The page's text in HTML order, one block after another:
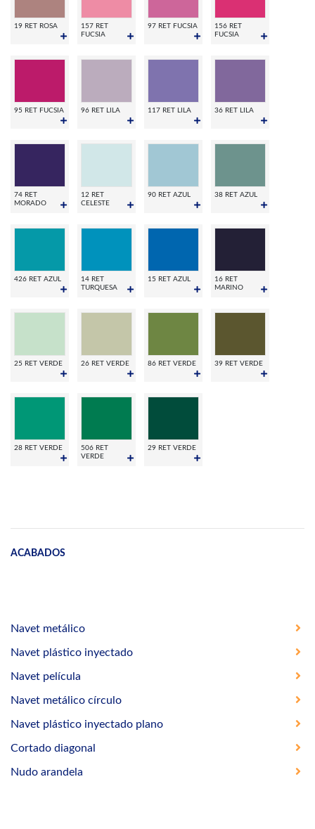
19 RET ROSA
157 RET
FUCSIA
97 RET FUCSIA
156 RET
FUCSIA
95 RET FUCSIA 96 RET LILA 117 RET LILA 36 RET LILA
74 RET
MORADO
12 RET
CELESTE
90 RET AZUL 38 RET AZUL
426 RET AZUL
14 RET
TURQUESA
15 RET AZUL
16 RET
MARINO
25 RET VERDE 26 RET VERDE 86 RET VERDE 39 RET VERDE
28 RET VERDE
506 RET
VERDE
29 RET VERDE
ACABADOS
Navet metálico
Navet plástico inyectado
Navet película
Navet metálico círculo
Navet plástico inyectado plano
Cortado diagonal
Nudo arandela